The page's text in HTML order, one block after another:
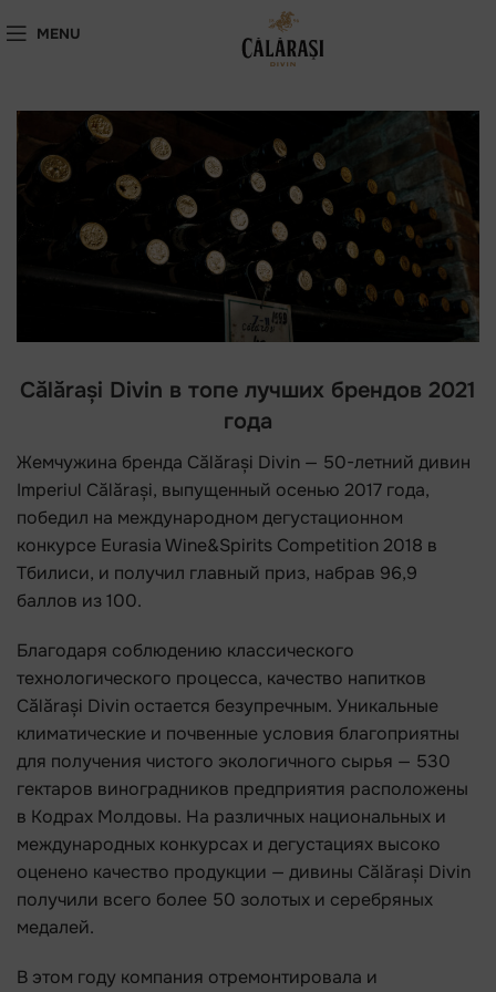
MENU
Călărași Divin в топе лучших брендов 2021
года
Жемчужина бренда Călărași Divin — 50-летний дивин
Imperiul Călărași, выпущенный осенью 2017 года,
победил на международном дегустационном
конкурсе Eurasia Wine&Spirits Competition 2018 в
Тбилиси, и получил главный приз, набрав 96,9
баллов из 100.
Благодаря соблюдению классического
технологического процесса, качество напитков
Călărași Divin остается безупречным. Уникальные
климатические и почвенные условия благоприятны
для получения чистого экологичного сырья — 530
гектаров виноградников предприятия расположены
в Кодрах Молдовы. На различных национальных и
международных конкурсах и дегустациях высоко
оценено качество продукции — дивины Călărași Divin
получили всего более 50 золотых и серебряных
медалей.
В этом году компания отремонтировала и